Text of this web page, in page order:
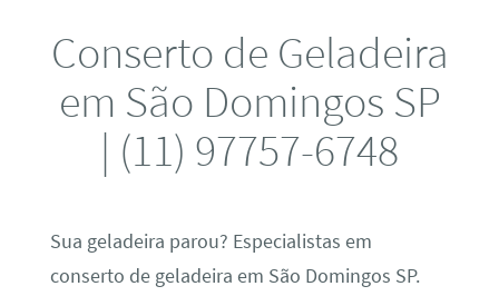
Conserto de Geladeira
em São Domingos SP
| (11) 97757-6748
Sua geladeira parou? Especialistas em
conserto de geladeira em São Domingos SP.